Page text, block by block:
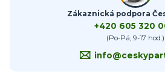
Zákaznická podpora
+420 605 320
(Po-Pá, 9-17 hod.)